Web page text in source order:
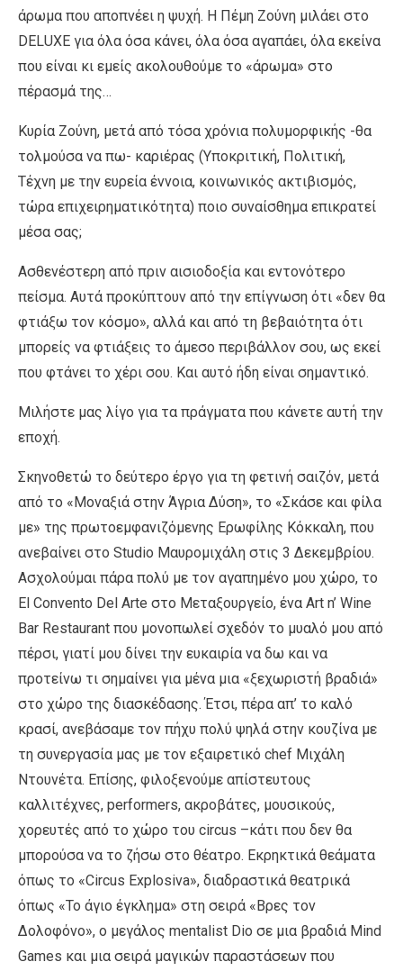
άρωμα που αποπνέει η ψυχή. Η Πέμη Ζούνη μιλάει στο
DELUXE για όλα όσα κάνει, όλα όσα αγαπάει, όλα εκείνα
που είναι κι εμείς ακολουθούμε το «άρωμα» στο
πέρασμά της…
Κυρία Ζούνη, μετά από τόσα χρόνια πολυμορφικής -θα
τολμούσα να πω- καριέρας (Υποκριτική, Πολιτική,
Τέχνη με την ευρεία έννοια, κοινωνικός ακτιβισμός,
τώρα επιχειρηματικότητα) ποιο συναίσθημα επικρατεί
μέσα σας;
Ασθενέστερη από πριν αισιοδοξία και εντονότερο
πείσμα. Αυτά προκύπτουν από την επίγνωση ότι «δεν θα
φτιάξω τον κόσμο», αλλά και από τη βεβαιότητα ότι
μπορείς να φτιάξεις το άμεσο περιβάλλον σου, ως εκεί
που φτάνει το χέρι σου. Και αυτό ήδη είναι σημαντικό.
Μιλήστε μας λίγο για τα πράγματα που κάνετε αυτή την
εποχή.
Σκηνοθετώ το δεύτερο έργο για τη φετινή σαιζόν, μετά
από το «Μοναξιά στην Άγρια Δύση», το «Σκάσε και φίλα
με» της πρωτοεμφανιζόμενης Ερωφίλης Κόκκαλη, που
ανεβαίνει στο Studio Μαυρομιχάλη στις 3 Δεκεμβρίου.
Ασχολούμαι πάρα πολύ με τον αγαπημένο μου χώρο, το
El Convento Del Arte στο Μεταξουργείο, ένα Art n’ Wine
Bar Restaurant που μονοπωλεί σχεδόν το μυαλό μου από
πέρσι, γιατί μου δίνει την ευκαιρία να δω και να
προτείνω τι σημαίνει για μένα μια «ξεχωριστή βραδιά»
στο χώρο της διασκέδασης. Έτσι, πέρα απ’ το καλό
κρασί, ανεβάσαμε τον πήχυ πολύ ψηλά στην κουζίνα με
τη συνεργασία μας με τον εξαιρετικό chef Μιχάλη
Ντουνέτα. Επίσης, φιλοξενούμε απίστευτους
καλλιτέχνες, performers, ακροβάτες, μουσικούς,
χορευτές από το χώρο του circus –κάτι που δεν θα
μπορούσα να το ζήσω στο θέατρο. Εκρηκτικά θεάματα
όπως το «Circus Explosiva», διαδραστικά θεατρικά
όπως «Το άγιο έγκλημα» στη σειρά «Βρες τον
Δολοφόνο», ο μεγάλος mentalist Dio σε μια βραδιά Mind
Games και μια σειρά μαγικών παραστάσεων που